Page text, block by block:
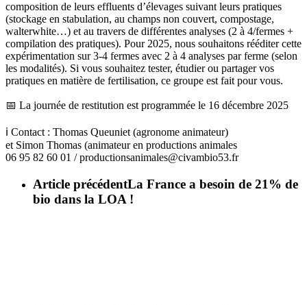
composition de leurs effluents d’élevages suivant leurs pratiques
(stockage en stabulation, au champs non couvert, compostage,
walterwhite…) et au travers de différentes analyses (2 à 4/fermes +
compilation des pratiques). Pour 2025, nous souhaitons rééditer cette
expérimentation sur 3-4 fermes avec 2 à 4 analyses par ferme (selon
les modalités). Si vous souhaitez tester, étudier ou partager vos
pratiques en matière de fertilisation, ce groupe est fait pour vous.
📅 La journée de restitution est programmée le 16 décembre 2025
ℹ️ Contact : Thomas Queuniet (agronome animateur)
et Simon Thomas (animateur en productions animales
06 95 82 60 01 / productionsanimales@civambio53.fr
Article précédentLa France a besoin de 21% de
bio dans la LOA !